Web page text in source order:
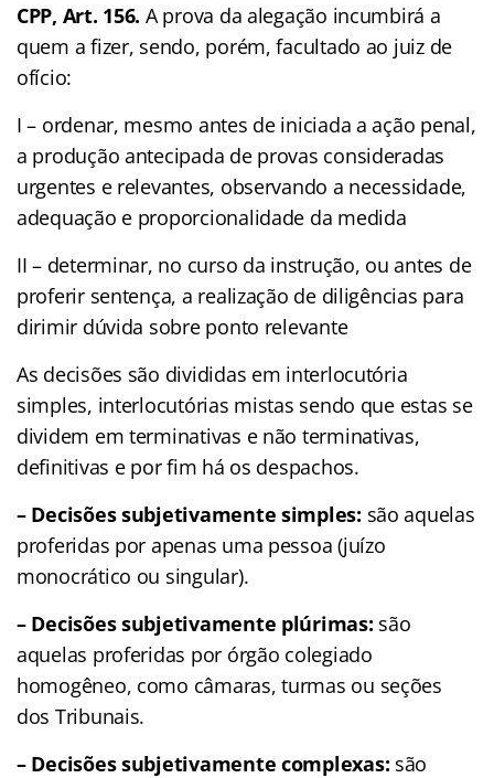
CPP, Art. 156. A prova da alegação incumbirá a
quem a fizer, sendo, porém, facultado ao juiz de
ofício:
I – ordenar, mesmo antes de iniciada a ação penal,
a produção antecipada de provas consideradas
urgentes e relevantes, observando a necessidade,
adequação e proporcionalidade da medida
II – determinar, no curso da instrução, ou antes de
proferir sentença, a realização de diligências para
dirimir dúvida sobre ponto relevante
As decisões são divididas em interlocutória
simples, interlocutórias mistas sendo que estas se
dividem em terminativas e não terminativas,
definitivas e por fim há os despachos.
– Decisões subjetivamente simples: são aquelas
proferidas por apenas uma pessoa (juízo
monocrático ou singular).
– Decisões subjetivamente plúrimas: são
aquelas proferidas por órgão colegiado
homogêneo, como câmaras, turmas ou seções
dos Tribunais.
– Decisões subjetivamente complexas: são